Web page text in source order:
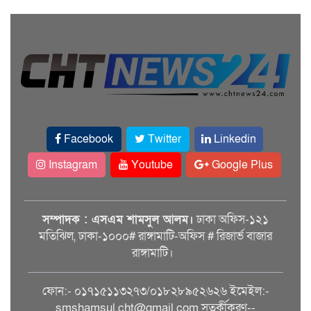
Facebook Twitter
Linkedin
Instagram
Youtube Google Plus
সম্পাদক : এসএম শামসুল আলম। ঢাকা অফিস-১২১
মতিঝিল, ঢাকা-১০০০# রাঙ্গামাটি-অফিস # রিজার্ভ বাজার
রাঙ্গামাটি।
ফোন:- ০১৭১৫১১৩২৭৩/০১৮২৮৯৫২৬২৬ ইমেইল:-
smshamsul.cht@gmail.com সতর্কীকরণ--